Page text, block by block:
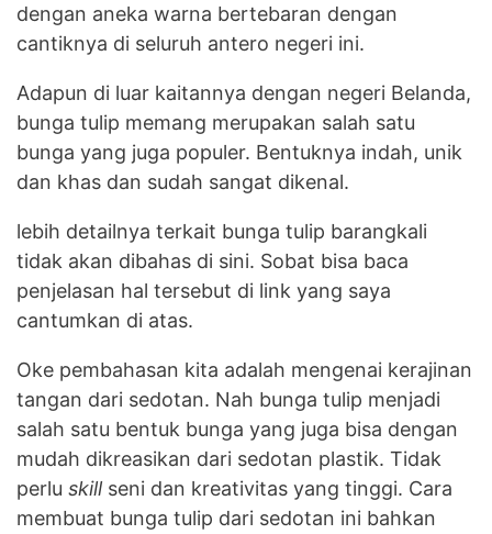
dengan aneka warna bertebaran dengan
cantiknya di seluruh antero negeri ini.
Adapun di luar kaitannya dengan negeri Belanda,
bunga tulip memang merupakan salah satu
bunga yang juga populer. Bentuknya indah, unik
dan khas dan sudah sangat dikenal.
lebih detailnya terkait bunga tulip barangkali
tidak akan dibahas di sini. Sobat bisa baca
penjelasan hal tersebut di link yang saya
cantumkan di atas.
Oke pembahasan kita adalah mengenai kerajinan
tangan dari sedotan. Nah bunga tulip menjadi
salah satu bentuk bunga yang juga bisa dengan
mudah dikreasikan dari sedotan plastik. Tidak
perlu skillseni dan kreativitas yang tinggi. Cara
membuat bunga tulip dari sedotan ini bahkan